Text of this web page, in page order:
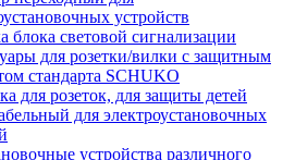
устройств
блока световой сигнализации
для розетки/вилки с защитным
стандарта SCHUKO
для розеток, для защиты детей
для электроустановочных
устройства различного